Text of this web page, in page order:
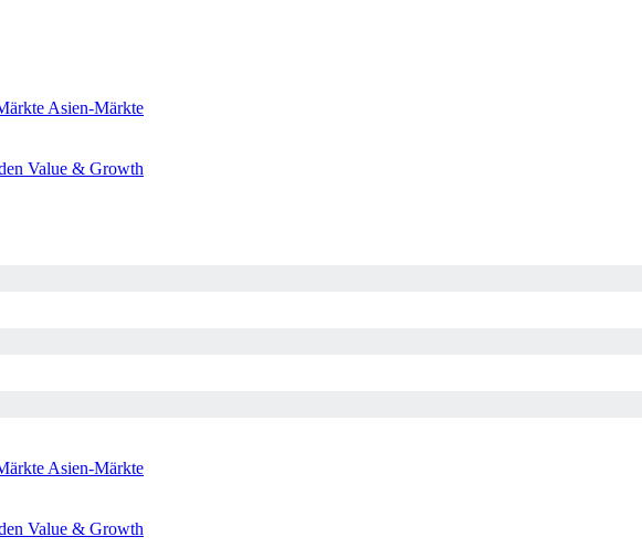
Asien-Märkte
Value & Growth
Asien-Märkte
Value & Growth